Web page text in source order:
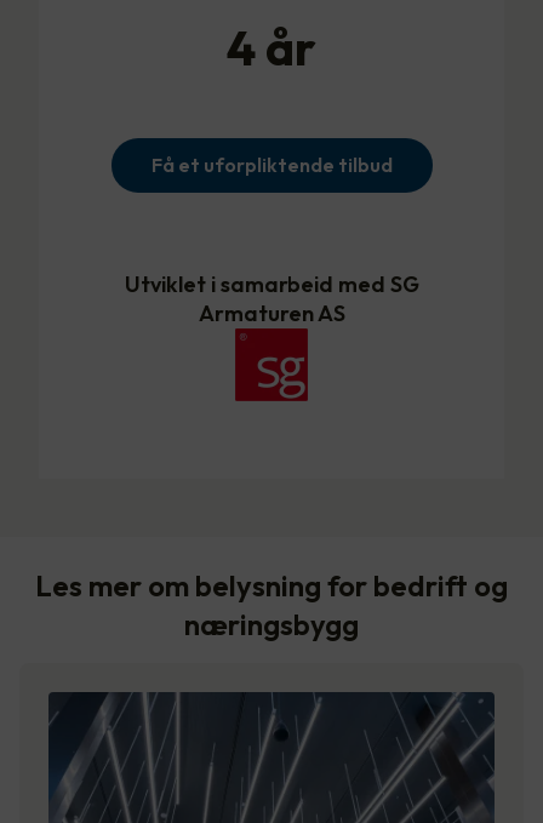
4år
Få et uforpliktende tilbud
Utviklet i samarbeid med SG
Armaturen AS
Les mer om belysning for bedrift og
næringsbygg